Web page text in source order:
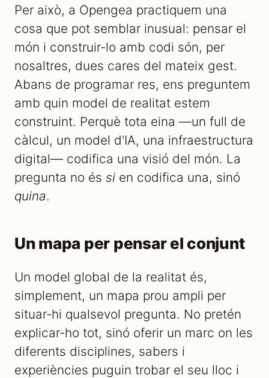
Per això, a Opengea practiquem una
cosa que pot semblar inusual: pensar el
món i construir-lo amb codi són, per
nosaltres, dues cares del mateix gest.
Abans de programar res, ens preguntem
amb quin model de realitat estem
construint. Perquè tota eina —un full de
càlcul, un model d'IA, una infraestructura
digital— codifica una visió del món. La
pregunta no és si en codifica una, sinó
quina.
Un mapa per pensar el conjunt
Un model global de la realitat és,
simplement, un mapa prou ampli per
situar-hi qualsevol pregunta. No pretén
explicar-ho tot, sinó oferir un marc on les
diferents disciplines, sabers i
experiències puguin trobar el seu lloc i